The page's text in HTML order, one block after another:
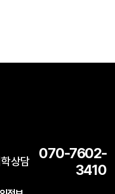
상담
070-7602-
3410